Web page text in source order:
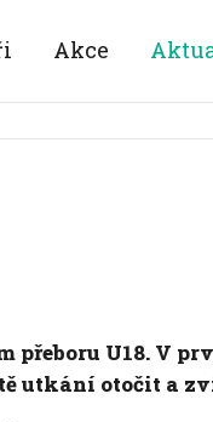
Akce
U18. V
utkání otočit a